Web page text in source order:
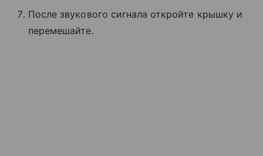
После звукового сигнала откройте крышку и
перемешайте.